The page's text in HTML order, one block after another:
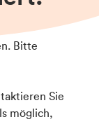
Bitte
Sie
möglich,